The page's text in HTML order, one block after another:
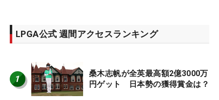
LPGA公式 週間アクセスランキング
1
桑木志帆が全英最高額2億3000万
円ゲット 日本勢の獲得賞金は？